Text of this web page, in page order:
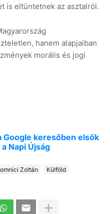
is eltüntetnek az asztalról.
hanem alapjaiban
morális és jogi
Google keresőben elsők
Napi Újság
Zoltán
Külföld